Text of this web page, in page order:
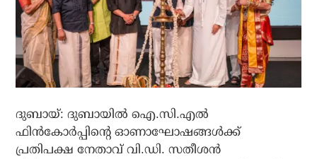
ദുബായ്: ദുബായില്‍ ഐ.സി.എല്‍
ഫിന്‍കോര്‍പ്പിന്റെ ഓണാഘോഷങ്ങള്‍ക്ക്
പ്രതിപക്ഷ നേതാവ് വി.ഡി. സതീശന്‍